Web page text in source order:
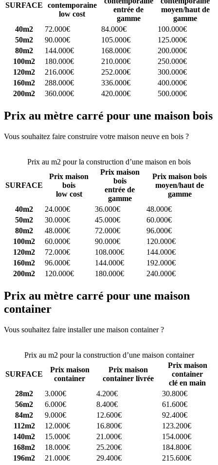
SURFACE
contemporaine
low cost
entrée de
gamme
moyen/haut de
gamme
40m2
72.000€ 84.000€
100.000€
50m2
90.000€ 105.000€
125.000€
80m2
144.000€ 168.000€
200.000€
100m2
180.000€ 210.000€
250.000€
120m2
216.000€ 252.000€
300.000€
160m2
288.000€ 336.000€
400.000€
200m2
360.000€ 420.000€ 500.000€
Prix au mètre carré pour une maison bois
Vous souhaitez faire construire votre maison neuve en bois ?
Prix au m2 pour la construction d’une maison en bois
SURFACE
Prix maison
bois
low cost
Prix maison
bois
entrée de
gamme
Prix maison bois
moyen/haut de
gamme
40m2
24.000€ 36.000€
48.000€
50m2
30.000€ 45.000€
60.000€
80m2
48.000€ 72.000€
96.000€
100m2
60.000€ 90.000€
120.000€
120m2
72.000€ 108.000€
144.000€
160m2
96.000€ 144.000€
192.000€
200m2
120.000€ 180.000€ 240.000€
Prix au mètre carré pour une maison
container
Vous souhaitez faire installer une maison container ?
Prix au m2 pour la construction d’une maison container
SURFACE
Prix maison
container
Prix maison
container livrée
Prix maison
container
clé en main
28m2
3.000€ 4.200€
30.800€
56m2
6.000€ 8.400€
61.600€
84m2
9.000€ 12.600€
92.400€
112m2
12.000€ 16.800€
123.200€
140m2
15.000€ 21.000€
154.000€
168m2
18.000€ 25.200€
184.800€
196m2
21.000€ 29.400€ 215.600€